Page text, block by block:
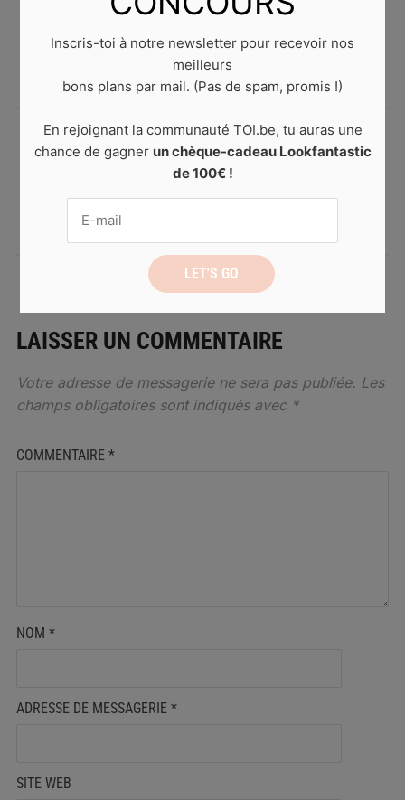
voyage, elle suit l’actualité et les
tendances de près sur les réseaux
sociaux.
L'hypersensibilité,
qu'est-ce que c'est
réellement ?
LAISSER UN COMMENTAIRE
Votre adresse de messagerie ne sera pas publiée. Les
champs obligatoires sont indiqués avec *
COMMENTAIRE *
NOM *
ADRESSE DE MESSAGERIE *
SITE WEB
Inscris-toi à notre newsletter pour recevoir nos
meilleurs
bons plans par mail. (Pas de spam, promis !)
En rejoignant la communauté TOI.be, tu auras une
chance de gagner un chèque-cadeau Lookfantastic
de 100€ !